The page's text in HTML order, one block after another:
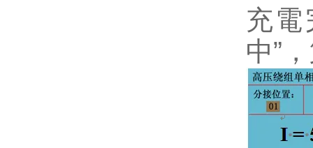
充電
中”